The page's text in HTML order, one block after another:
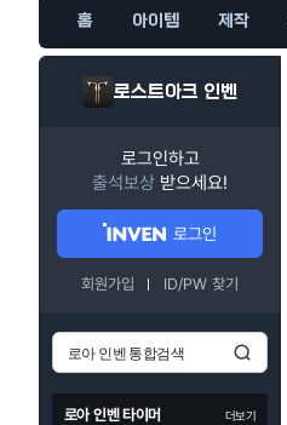
홈 아이템 제작
로스트아크 인벤
로그인하고
출석보상 받으세요!
로그인
회원가입 ID/PW 찾기
로아 인벤 타이머 더보기